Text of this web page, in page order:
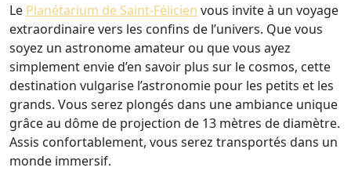
Le Planétarium de Saint-Félicien vous invite à un voyage
extraordinaire vers les confins de l’univers. Que vous
soyez un astronome amateur ou que vous ayez
simplement envie d’en savoir plus sur le cosmos, cette
destination vulgarise l’astronomie pour les petits et les
grands. Vous serez plongés dans une ambiance unique
grâce au dôme de projection de 13 mètres de diamètre.
Assis confortablement, vous serez transportés dans un
monde immersif.